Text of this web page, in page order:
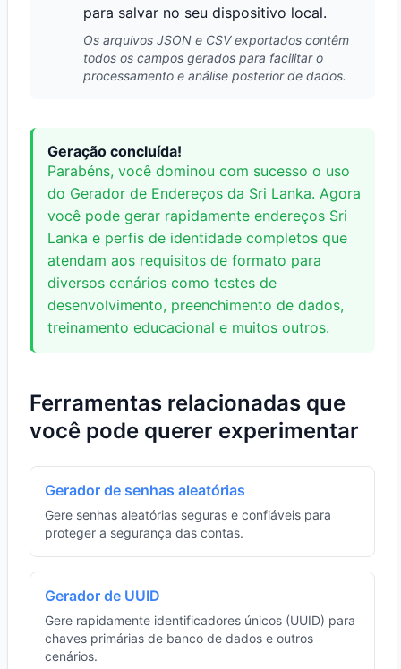
para salvar no seu dispositivo local.
Os arquivos JSON e CSV exportados contêm
todos os campos gerados para facilitar o
processamento e análise posterior de dados.
Geração concluída!
Parabéns, você dominou com sucesso o uso
do Gerador de Endereços da Sri Lanka. Agora
você pode gerar rapidamente endereços Sri
Lanka e perfis de identidade completos que
atendam aos requisitos de formato para
diversos cenários como testes de
desenvolvimento, preenchimento de dados,
treinamento educacional e muitos outros.
Ferramentas relacionadas que
você pode querer experimentar
Gerador de senhas aleatórias
Gere senhas aleatórias seguras e confiáveis para
proteger a segurança das contas.
Gerador de UUID
Gere rapidamente identificadores únicos (UUID) para
chaves primárias de banco de dados e outros
cenários.